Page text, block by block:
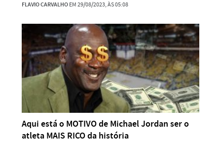
FLAVIO CARVALHOEM 29/08/2023, ÀS 05:08
Aqui está o MOTIVO de Michael Jordan ser o
atleta MAIS RICO da história